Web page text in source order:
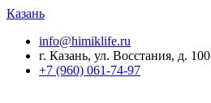
Казань
info@himiklife.ru
г. Казань, ул. Восстания, д. 100
+7 (960) 061-74-97